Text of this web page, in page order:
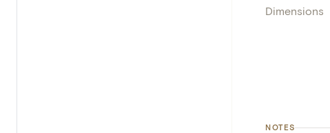
Dimensions
NOTES